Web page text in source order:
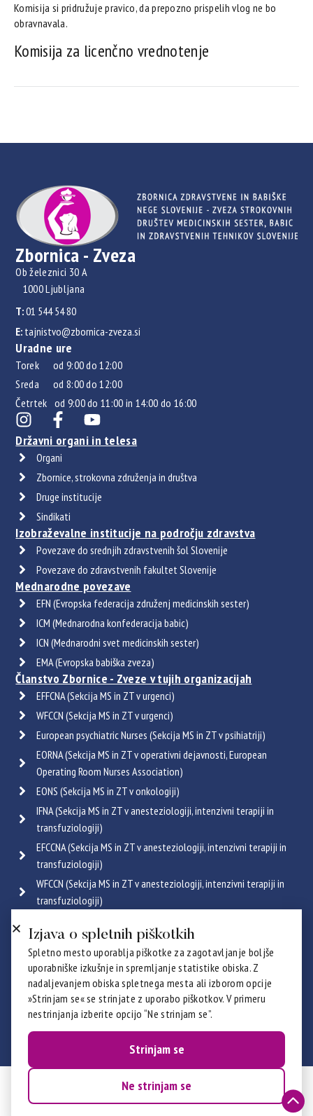
Komisija si pridružuje pravico, da prepozno prispelih vlog ne bo
obravnavala.
Komisija za licenčno vrednotenje
Zbornica - Zveza
Ob železnici 30 A
1000 Ljubljana
T:01 544 54 80
E: tajnistvo@zbornica-zveza.si
Uradne ure
Torek od 9:00 do 12:00
Sreda od 8:00 do 12:00
Četrtek od 9:00 do 11:00 in 14:00 do 16:00
Državni organi in telesa
Organi
Zbornice, strokovna združenja in društva
Druge institucije
Sindikati
Izobraževalne institucije na področju zdravstva
Povezave do srednjih zdravstvenih šol Slovenije
Povezave do zdravstvenih fakultet Slovenije
Mednarodne povezave
EFN (Evropska federacija združenj medicinskih sester)
ICM (Mednarodna konfederacija babic)
ICN (Mednarodni svet medicinskih sester)
EMA (Evropska babiška zveza)
Članstvo Zbornice - Zveze v tujih organizacijah
EFFCNA (Sekcija MS in ZT v urgenci)
WFCCN (Sekcija MS in ZT v urgenci)
European psychiatric Nurses (Sekcija MS in ZT v psihiatriji)
EORNA (Sekcija MS in ZT v operativni dejavnosti, European
Operating Room Nurses Association)
EONS (Sekcija MS in ZT v onkologiji)
IFNA (Sekcija MS in ZT v anesteziologiji, intenzivni terapiji in
transfuziologiji)
EFCCNA (Sekcija MS in ZT v anesteziologiji, intenzivni terapiji in
transfuziologiji)
WFCCN (Sekcija MS in ZT v anesteziologiji, intenzivni terapiji in
transfuziologiji)
ICRN (Sekcija MS in ZT v pulmologiji)
Poglej vse
Certifikati
© 2026 ZZBNS - ZSDMSBZTS. Vse pravice pridržane.
Izdelava:Prelom d.o.o.
Izjava o spletnih piškotkih
Spletno mesto uporablja piškotke za zagotavljanje boljše
uporabniške izkušnje in spremljanje statistike obiska. Z
nadaljevanjem obiska spletnega mesta ali izborom opcije
»Strinjam se« se strinjate z uporabo piškotkov. V primeru
nestrinjanja izberite opcijo “Ne strinjam se”.
Strinjam se
Ne strinjam se